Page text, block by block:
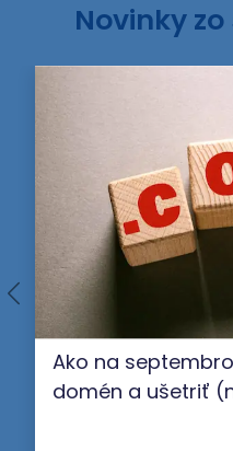
Novinky
Ako na
domén a ušetriť